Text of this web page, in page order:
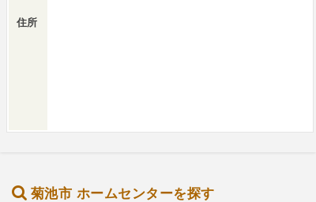
住所
菊池市 ホームセンターを探す